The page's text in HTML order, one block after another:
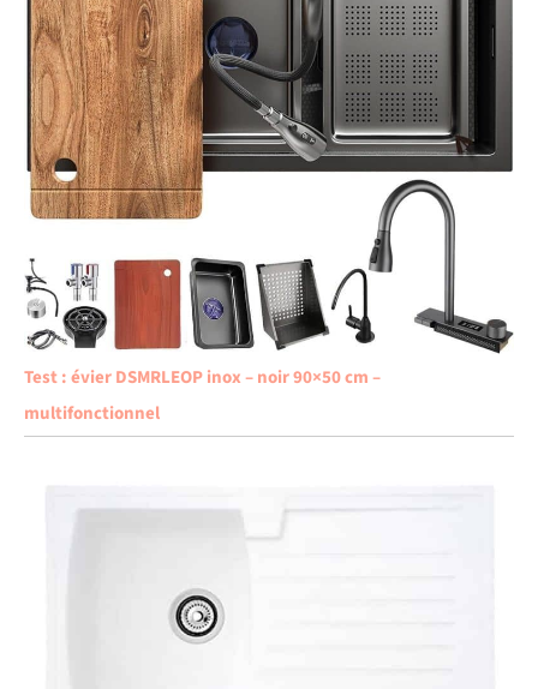
Test : évier DSMRLEOP inox – noir 90×50 cm –
multifonctionnel